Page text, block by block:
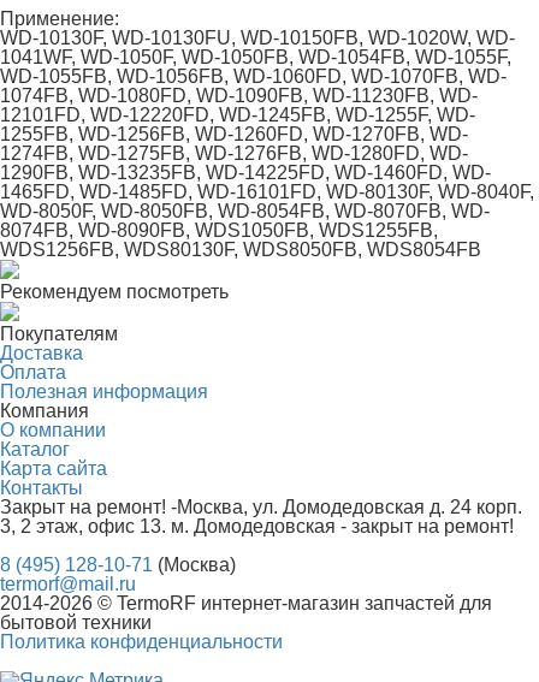
Применение:
WD-10130F, WD-10130FU, WD-10150FB, WD-1020W, WD-
1041WF, WD-1050F, WD-1050FB, WD-1054FB, WD-1055F,
WD-1055FB, WD-1056FB, WD-1060FD, WD-1070FB, WD-
1074FB, WD-1080FD, WD-1090FB, WD-11230FB, WD-
12101FD, WD-12220FD, WD-1245FB, WD-1255F, WD-
1255FB, WD-1256FB, WD-1260FD, WD-1270FB, WD-
1274FB, WD-1275FB, WD-1276FB, WD-1280FD, WD-
1290FB, WD-13235FB, WD-14225FD, WD-1460FD, WD-
1465FD, WD-1485FD, WD-16101FD, WD-80130F, WD-8040F,
WD-8050F, WD-8050FB, WD-8054FB, WD-8070FB, WD-
8074FB, WD-8090FB, WDS1050FB, WDS1255FB,
WDS1256FB, WDS80130F, WDS8050FB, WDS8054FB
Рекомендуем посмотреть
Покупателям
Доставка
Оплата
Полезная информация
Компания
О компании
Каталог
Карта сайта
Контакты
Закрыт на ремонт! -Москва, ул. Домодедовская д. 24 корп.
3, 2 этаж, офис 13. м. Домодедовская - закрыт на ремонт!
8 (495) 128-10-71 (Москва)
termorf@mail.ru
2014-2026 © TermoRF интернет-магазин запчастей для
бытовой техники
Политика конфиденциальности